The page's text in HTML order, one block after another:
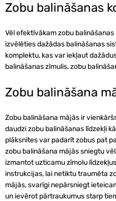
Zobu balināšanas
Vēl efektīvākam zobu
izvēlēties dažādas balināšanas
komplektu, kas var iekļaut
balināšanas zīmulis, zobu
Zobu balināšana
Zobu balināšana mājās ir
daudzi zobu balināšanas līdzekļi
plāksnītes var padarīt zobus pat
zobu balināšana mājās sniegtu
izmantot uzticamu zīmolu
instrukcijas, lai netiktu traumēta
mājās, svarīgi nepārsniegt
un ievērot pārtraukumus starp